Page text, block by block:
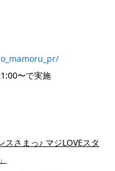
〜で実施
さまっ♪ マジLOVEスタ